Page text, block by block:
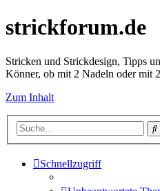
strickforum.de
Stricken und Strickdesign, Tipps
Könner, ob mit 2 Nadeln oder mit
Zum Inhalt
Schnellzugriff